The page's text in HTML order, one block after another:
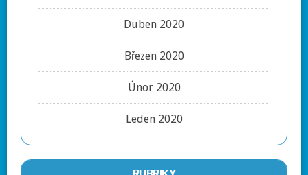
Duben 2020
Březen 2020
Únor 2020
Leden 2020